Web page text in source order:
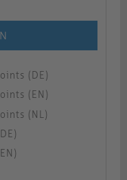
(DE)
(EN)
(NL)